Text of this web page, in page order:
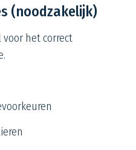
(noodzakelijk)
voor het correct